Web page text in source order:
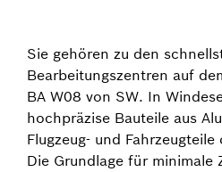
Sie gehören zu den
Bearbeitungszentren auf
BA W08 von SW. In
hochpräzise Bauteile aus
Flugzeug- und
Die Grundlage für minimale